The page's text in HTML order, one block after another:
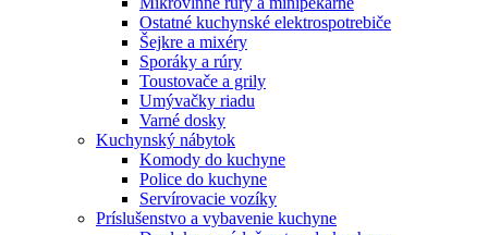
Ostatné kuchynské elektrospotrebiče
Šejkre a mixéry
Sporáky a rúry
Toustovače a grily
Umývačky riadu
Varné dosky
Kuchynský nábytok
Komody do kuchyne
Police do kuchyne
Servírovacie vozíky
Príslušenstvo a vybavenie kuchyne